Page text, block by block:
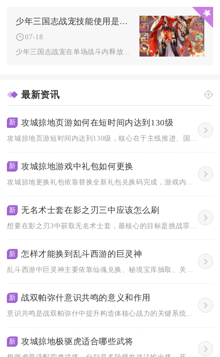
少年三国志战宠技能使用是否需要消耗资源
07-18
最新资讯
新 攻城掠地页游如何在短时间内达到130级
新 攻城掠地游戏中礼包如何更换
新 无名术士套在影之刃三中应该怎么刷
新 怎样才能换到乱斗西游的巨灵神
新 战双帕弥什意识共鸣的意义和作用
意识共鸣是战双帕弥什中提升构造体核心战力的关键系统，其核心意...
新 攻城掠地极驱虎适合哪些武将